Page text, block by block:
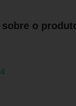
sobre o